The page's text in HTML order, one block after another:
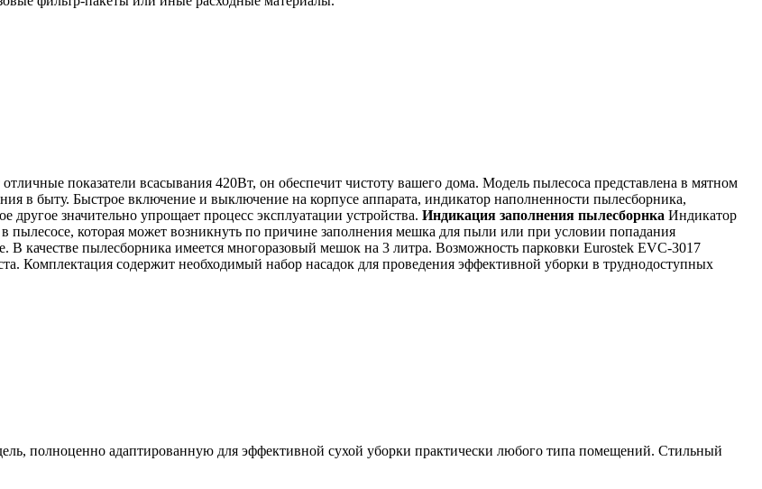
показатели всасывания 420Вт, он обеспечит чистоту вашего дома. Модель пылесоса представлена в мятном
в быту. Быстрое включение и выключение на корпусе аппарата, индикатор наполненности пылесборника,
значительно упрощает процесс эксплуатации устройства. Индикация заполнения пылесборнка Индикатор
пылесосе, которая может возникнуть по причине заполнения мешка для пыли или при условии попадания
В качестве пылесборника имеется многоразовый мешок на 3 литра. Возможность парковки Eurostek EVC-3017
Комплектация содержит необходимый набор насадок для проведения эффективной уборки в труднодоступных
полноценно адаптированную для эффективной сухой уборки практически любого типа помещений. Стильный